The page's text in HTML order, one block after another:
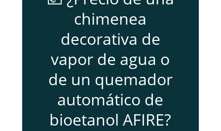
chimenea
decorativa de
vapor de agua o
de un quemador
automático de
bioetanol AFIRE?